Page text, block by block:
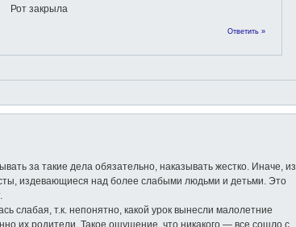
Рот закрыла
Ответить »
за такие дела обязательно, наказывать жестко. Иначе, из
издевающиеся над более слабыми людьми и детьми. Это
слабая, т.к. непонятно, какой урок вынесли малолетние
их родители. Такое ощущение, что никакого — все сошло с